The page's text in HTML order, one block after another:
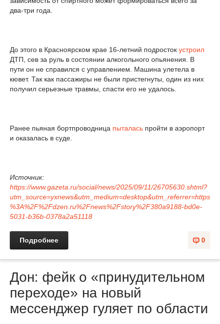
два-три года.
До этого в Красноярском крае 16-летний подросток устроил
ДТП, сев за руль в состоянии алкогольного опьянения. В
пути он не справился с управлением. Машина улетела в
кювет. Так как пассажиры не были пристегнуты, один из них
получил серьезные травмы, спасти его не удалось.
Ранее пьяная бортпроводница пыталась пройти в аэропорт
и оказалась в суде.
Источник:
https://www.gazeta.ru/social/news/2025/09/11/26705630.shtml?
utm_source=yxnews&utm_medium=desktop&utm_referrer=https
%3A%2F%2Fdzen.ru%2Fnews%2Fstory%2F380a9188-bd0e-
5031-b36b-0378a2a51118
0
Подробнее
Дон: фейк о «принудительном
переходе» на новый
мессенджер гуляет по области